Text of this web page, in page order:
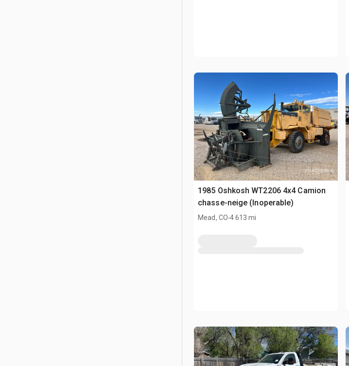
1985 Oshkosh WT2206 4x4 Camion
chasse-neige (Inoperable)
Mead, CO.4 613 mi